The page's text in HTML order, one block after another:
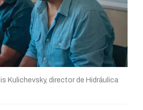
Kulichevsky, director de Hidráulica